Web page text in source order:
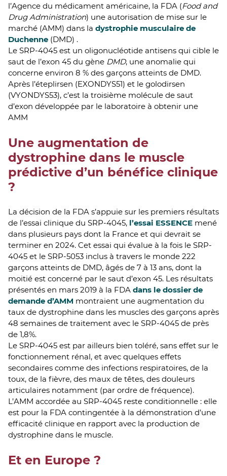
l’Agence du médicament américaine, la FDA (Food and
Drug Administration) une autorisation de mise sur le
marché (AMM) dans la dystrophie musculaire de
Duchenne (DMD) .
Le SRP-4045 est un oligonucléotide antisens qui cible le
saut de l’exon 45 du gène DMD, une anomalie qui
concerne environ 8 % des garçons atteints de DMD.
Après l’éteplirsen (EXONDYS51) et le golodirsen
(VYONDYS53), c’est la troisième molécule de saut
d’exon développée par le laboratoire à obtenir une
AMM
Une augmentation de
dystrophine dans le muscle
prédictive d’un bénéfice clinique
?
La décision de la FDA s’appuie sur les premiers résultats
de l’essai clinique du SRP-4045, l’essai ESSENCE mené
dans plusieurs pays dont la France et qui devrait se
terminer en 2024. Cet essai qui évalue à la fois le SRP-
4045 et le SRP-5053 inclus à travers le monde 222
garçons atteints de DMD, âgés de 7 à 13 ans, dont la
moitié est concerné par le saut d’exon 45. Les résultats
présentés en mars 2019 à la FDA dans le dossier de
demande d’AMM montraient une augmentation du
taux de dystrophine dans les muscles des garçons après
48 semaines de traitement avec le SRP-4045 de près
de 1,8%.
Le SRP-4045 est par ailleurs bien toléré, sans effet sur le
fonctionnement rénal, et avec quelques effets
secondaires comme des infections respiratoires, de la
toux, de la fièvre, des maux de têtes, des douleurs
articulaires notamment (par ordre de fréquence).
L’AMM accordée au SRP-4045 reste conditionnelle : elle
est pour la FDA contingentée à la démonstration d’une
efficacité clinique en rapport avec la production de
dystrophine dans le muscle.
Et en Europe ?